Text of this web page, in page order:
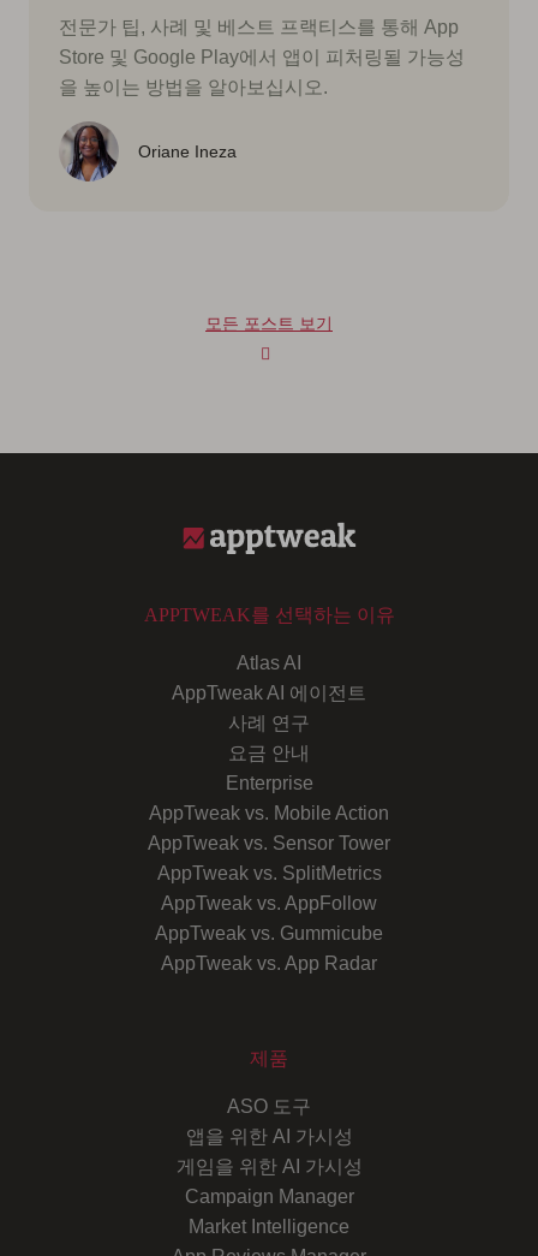
전문가 팁, 사례 및 베스트 프랙티스를 통해 App
Store 및 Google Play에서 앱이 피처링될 가능성
을 높이는 방법을 알아보십시오.
Oriane Ineza
모든 포스트 보기
APPTWEAK를 선택하는 이유
Atlas AI
AppTweak AI 에이전트
사례 연구
요금 안내
Enterprise
AppTweak vs. Mobile Action
AppTweak vs. Sensor Tower
AppTweak vs. SplitMetrics
AppTweak vs. AppFollow
AppTweak vs. Gummicube
AppTweak vs. App Radar
제품
ASO 도구
앱을 위한 AI 가시성
게임을 위한 AI 가시성
Campaign Manager
Market Intelligence